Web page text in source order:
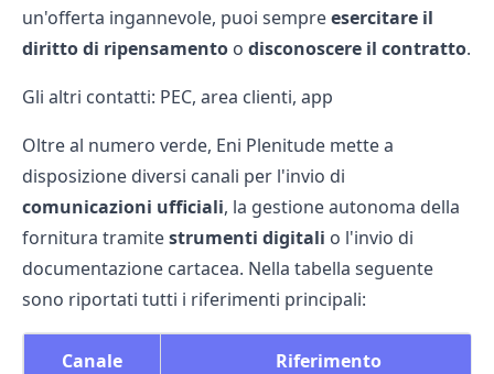
un'offerta ingannevole, puoi sempreesercitare il
diritto di ripensamento o disconoscere il contratto.
Gli altri contatti: PEC, area clienti, app
Oltre al numero verde, Eni Plenitude mette a
disposizione diversi canali per l'invio di
comunicazioni ufficiali, la gestione autonoma della
fornitura tramitestrumenti digitali o l'invio di
documentazione cartacea. Nella tabella seguente
sono riportati tutti i riferimenti principali:
Canale Riferimento